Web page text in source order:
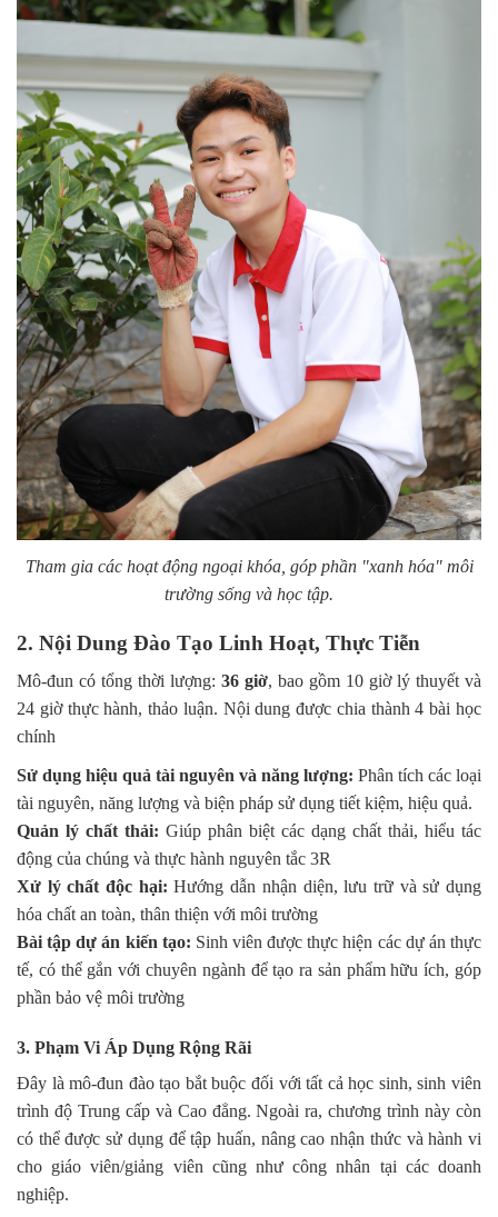
Tham gia các hoạt động ngoại khóa, góp phần "xanh hóa" môi
trường sống và học tập.
2. Nội Dung Đào Tạo Linh Hoạt, Thực Tiễn
Mô-đun có tổng thời lượng: 36 giờ, bao gồm 10 giờ lý thuyết và
24 giờ thực hành, thảo luận. Nội dung được chia thành 4 bài học
chính
Sử dụng hiệu quả tài nguyên và năng lượng: Phân tích các loại
tài nguyên, năng lượng và biện pháp sử dụng tiết kiệm, hiệu quả.
Quản lý chất thải: Giúp phân biệt các dạng chất thải, hiểu tác
động của chúng và thực hành nguyên tắc 3R
Xử lý chất độc hại: Hướng dẫn nhận diện, lưu trữ và sử dụng
hóa chất an toàn, thân thiện với môi trường
Bài tập dự án kiến tạo: Sinh viên được thực hiện các dự án thực
tế, có thể gắn với chuyên ngành để tạo ra sản phẩm hữu ích, góp
phần bảo vệ môi trường
3. Phạm Vi Áp Dụng Rộng Rãi
Đây là mô-đun đào tạo bắt buộc đối với tất cả học sinh, sinh viên
trình độ Trung cấp và Cao đẳng. Ngoài ra, chương trình này còn
có thể được sử dụng để tập huấn, nâng cao nhận thức và hành vi
cho giáo viên/giảng viên cũng như công nhân tại các doanh
nghiệp.